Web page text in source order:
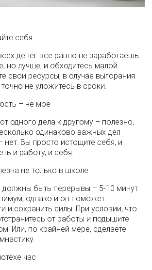
себя
денег все равно не заработаешь.
но лучше, и обходитесь малой
свои ресурсы, в случае выгорания
не уложитесь в сроки.
– не мое
одного дела к другому – полезно,
одинаково важных дел
Вы просто истощите себя, и
и работу, и себя.
не только в школе
быть перерывы – 5-10 минут
однако и он поможет
и сохранить силы. При условии, что
от работы и подышите
Или, по крайней мере, сделаете
час